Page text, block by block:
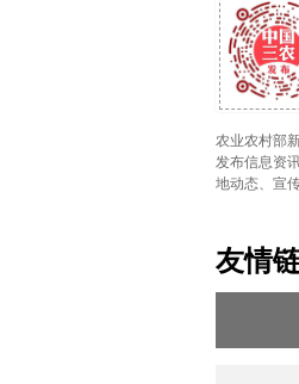
农业农村部
发布信息资
地动态、宣
友情